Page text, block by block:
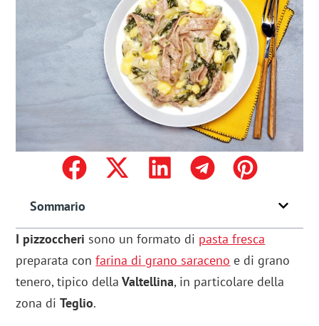
Sommario
I pizzoccheri sono un formato di pasta fresca
preparata confarina di grano saraceno e di grano
tenero, tipico della Valtellina, in particolare della
zona diTeglio.